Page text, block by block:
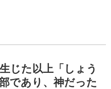
じた以上「しょう
であり、神だった